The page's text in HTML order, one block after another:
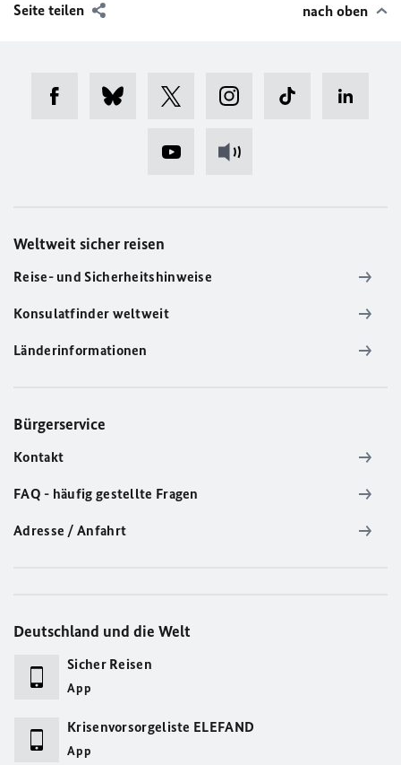
Seite teilen nach oben
Weltweit sicher reisen
Reise- und Sicherheitshinweise
Konsulatfinder weltweit
Länderinformationen
Bürgerservice
Kontakt
FAQ - häufig gestellte Fragen
Adresse / Anfahrt
Deutschland und die Welt
Sicher Reisen
App
Krisenvorsorgeliste ELEFAND
App